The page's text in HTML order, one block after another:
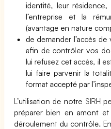
identité, leur
l’entreprise et la
(avantage en nature
de demander l’accès
afin de contrôler vos
lui refusez cet accès, il
lui faire parvenir la
format accepté par
L’utilisation de notre SIRH
préparer bien en amont
déroulement du contrôle.